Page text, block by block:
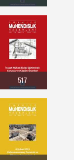
517